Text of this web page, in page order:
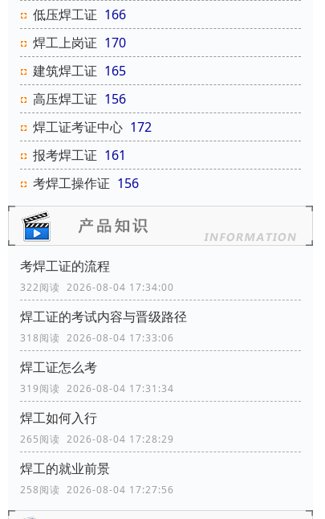
低压焊工证 166
焊工上岗证 170
建筑焊工证 165
高压焊工证 156
焊工证考证中心 172
报考焊工证 161
考焊工操作证 156
考焊工证的流程
322阅读 2026-08-04 17:34:00
焊工证的考试内容与晋级路径
318阅读 2026-08-04 17:33:06
焊工证怎么考
319阅读 2026-08-04 17:31:34
焊工如何入行
265阅读 2026-08-04 17:28:29
焊工的就业前景
258阅读 2026-08-04 17:27:56